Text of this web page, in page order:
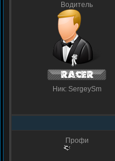
Водитель
Ник: SergeySm
Профи